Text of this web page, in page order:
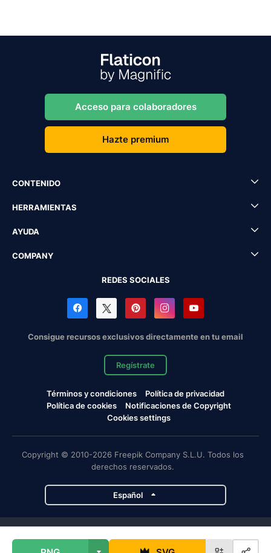
Acceso para colaboradores
Hazte premium
CONTENIDO
HERRAMIENTAS
AYUDA
COMPANY
REDES SOCIALES
Consigue recursos exclusivos directamente en tu email
Regístrate
Términos y condiciones
Política de privacidad
Política de cookies
Notificaciones de Copyright
Cookies settings
Copyright © 2010-2026 Freepik Company S.L.U. Todos los
derechos reservados.
Español